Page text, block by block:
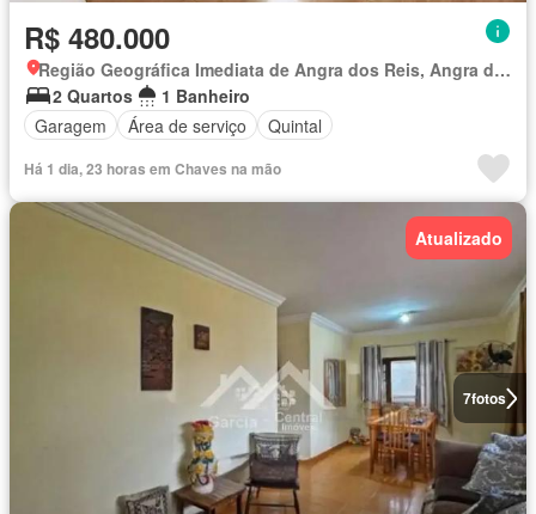
R$ 480.000
Região Geográfica Imediata de Angra dos Reis, Angra dos Reis
2 Quartos
1 Banheiro
Garagem
Área de serviço Quintal
Há 1 dia, 23 horas em Chaves na mão
7fotos
Atualizado